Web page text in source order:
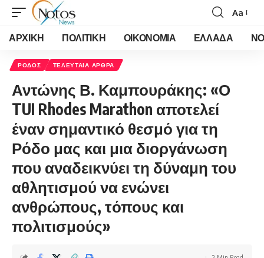
Font
Resizer
Aa
ΑΡΧΙΚΗ ΠΟΛΙΤΙΚΗ ΟΙΚΟΝΟΜΙΑ ΕΛΛΑΔΑ
ΡΟΔΟΣ ΤΕΛΕΥΤΑΙΑ ΑΡΘΡΑ
Αντώνης Β. Καμπουράκης: «Ο
TUI Rhodes Marathon αποτελεί
έναν σημαντικό θεσμό για τη
Ρόδο μας και μια διοργάνωση
που αναδεικνύει τη δύναμη του
αθλητισμού να ενώνει
ανθρώπους, τόπους και
πολιτισμούς»